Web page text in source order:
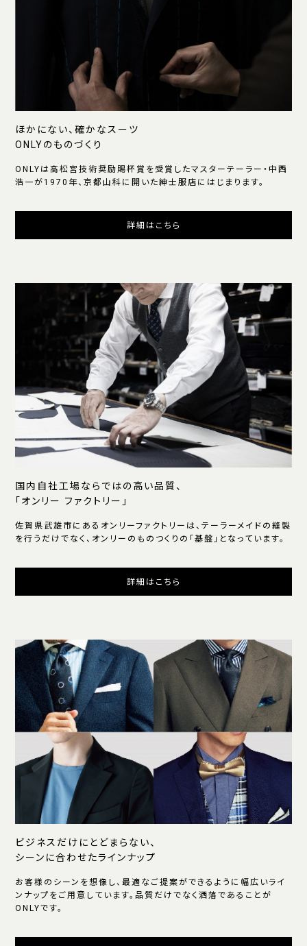
ほかにない、確かなスーツ
ONLYのものづくり
ONLYは高松宮技術奨励賜杯賞を受賞したマスターテーラー・中西
浩一が1970年、京都山科に開いた紳士服店にはじまります。
詳細はこちら
国内自社工場ならではの高い品質、
「オンリー ファクトリー」
佐賀県武雄市にあるオンリーファクトリーは、テーラーメイドの縫製
を行うだけでなく、オンリーのものつくりの「基盤」となっています。
詳細はこちら
ビジネスだけにとどまらない、
シーンに合わせたラインナップ
お客様のシーンを想像し、最適なご提案ができるように幅広いライ
ンナップをご用意しています。品質だけでなく洒落であることが
ONLYです。